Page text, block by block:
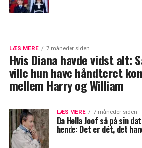
LÆS MERE 7 måneder siden
Hvis Diana havde vidst alt:
ville hun have håndteret
mellem Harry og William
LÆS MERE 7 måneder siden
Da Hella Joof så på sin
hende: Det er dét, det